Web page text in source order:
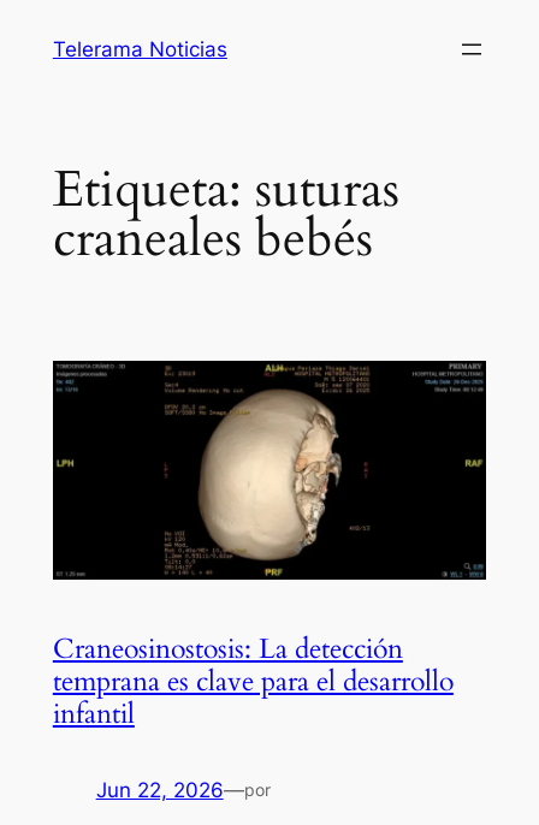
Telerama Noticias
Etiqueta: suturas
craneales bebés
Craneosinostosis: La detección
temprana es clave para el desarrollo
infantil
Jun 22, 2026—por